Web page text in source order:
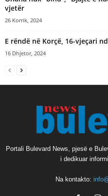
vjetër
26 Korrik, 2024
E rëndë në Korçë, 16-vjeçari
16 Dhjetor, 2024
Portali Bulevard News, pjesë e
i dedikuar
Na kontakto: